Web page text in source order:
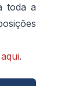
toda a
.